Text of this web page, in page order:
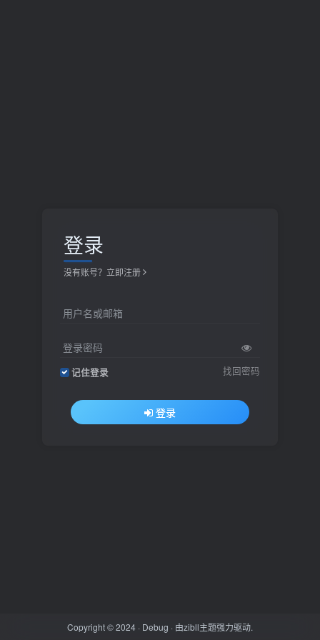
登录
没有账号？立即注册
用户名或邮箱
登录密码
记住登录 找回密码
登录
Copyright © 2024 · Debug · 由zibll主题强力驱动.